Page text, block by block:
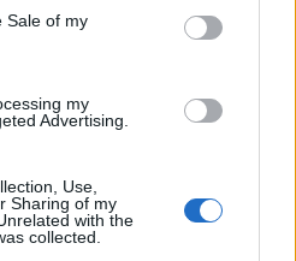
Sale of my
my
Advertising.
Use,
Sharing of my
with the
collected.